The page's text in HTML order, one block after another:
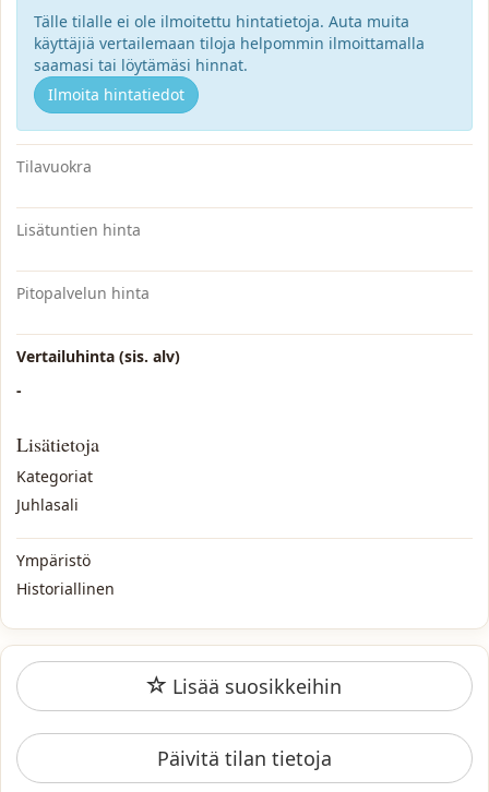
Tälle tilalle ei ole ilmoitettu hintatietoja. Auta muita
käyttäjiä vertailemaan tiloja helpommin ilmoittamalla
saamasi tai löytämäsi hinnat.
Ilmoita hintatiedot
Tilavuokra
Lisätuntien hinta
Pitopalvelun hinta
Vertailuhinta (sis. alv)
-
Lisätietoja
Kategoriat
Juhlasali
Ympäristö
Historiallinen
Lisää suosikkeihin
Päivitä tilan tietoja